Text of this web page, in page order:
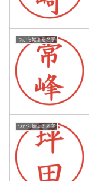
つから始まる名字
つから始まる名字